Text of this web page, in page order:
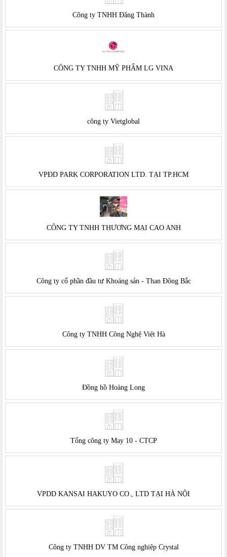
Công ty TNHH Đăng Thành
CÔNG TY TNHH MỸ PHẨM LG VINA
công ty Vietglobal
VPĐD PARK CORPORATION LTD. TẠI TP.HCM
CÔNG TY TNHH THƯƠNG MẠI CAO ANH
Công ty cổ phần đầu tư Khoáng sản - Than Đông Bắc
Công ty TNHH Công Nghệ Việt Hà
Đồng hồ Hoàng Long
Tổng công ty May 10 - CTCP
VPDD KANSAI HAKUYO CO., LTD TẠI HÀ NỘI
Công ty TNHH DV TM Công nghiệp Crystal